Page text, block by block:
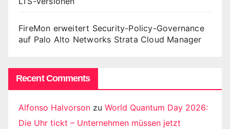
FireMon erweitert Security-Policy-Governance
auf Palo Alto Networks Strata Cloud Manager
Recent Comments
Alfonso Halvorson zu World Quantum Day 2026:
Die Uhr tickt – Unternehmen müssen jetzt